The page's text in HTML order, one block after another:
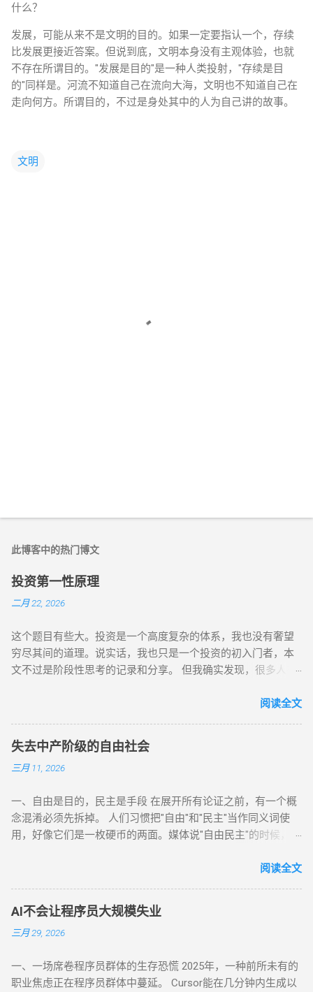
什么？
发展，可能从来不是文明的目的。如果一定要指认一个，存续
比发展更接近答案。但说到底，文明本身没有主观体验，也就
不存在所谓目的。"发展是目的"是一种人类投射，"存续是目
的"同样是。河流不知道自己在流向大海，文明也不知道自己在
走向何方。所谓目的，不过是身处其中的人为自己讲的故事。
文明
此博客中的热门博文
投资第一性原理
二月 22, 2026
这个题目有些大。投资是一个高度复杂的体系，我也没有奢望
穷尽其间的道理。说实话，我也只是一个投资的初入门者，本
文不过是阶段性思考的记录和分享。 但我确实发现，很多人被
市场中一些最基本的数字。这些数字就像板块运动——缓慢，但
向、科技突破、黑天鹅事件……这些东西占据了99%的新闻版面
和投资者的注意力。但如果把时间尺度拉到几十年甚至上百
年，你会发现真正决定投资回报的，只有几个朴素的、几乎从
0%：不亏损是第一原则 巴菲特说："Rule No.1: Never lose
money. Rule No.2: Never forget rule No.1." 很多人把这句话当成
鸡汤，觉得这不过是一句正确的废话——谁不知道不亏损好呢？
建立在一个前提之上——本金不能发生永久性损失。这里的关键
词是"永久性"。短期浮亏不可怕，市场波动是常态。可怕的是本
金被彻底消灭，失去了参与未来增长的入场券。数学很简单：
亏损50%需要100%的涨幅才能回本；亏损90%需要900%。这不
是线性的——损失越大，恢复的难度呈指数级上升。无数投资者
外。 如何做到不亏损？我总结了四条铁律： 其一，追求安全边
际。这是本杰明·格雷厄姆——巴菲特的老师——毕生投资哲学的
阅读全文
失去中产阶级的自由社会
三月 11, 2026
一、自由是目的，民主是手段 在展开所有论证之前，有一个概
念混淆必须先拆掉。 人们习惯把"自由"和"民主"当作同义词使
用，好像它们是一枚硬币的两面。媒体说"自由民主"的时候，四
的东西，而混淆它们的代价，可能是我们看不清正在发生的事
意没收，你的言论不被审查，你的人身不被无故拘禁，你可以
选择自己的职业、信仰和生活方式。这些权利划定了一条边界
——在这条线的一边是个人的领地，另一边是权力，权力不得越
票和代议制来产生政府、制定政策、更换领导人。它的设计初
衷是服务于自由——如果掌权者可以被选下去，他就不敢太过
阅读全文
AI不会让程序员大规模失业
三月 29, 2026
一、一场席卷程序员群体的生存恐慌 2025年，一种前所未有的
职业焦虑正在程序员群体中蔓延。 Cursor能在几分钟内生成以